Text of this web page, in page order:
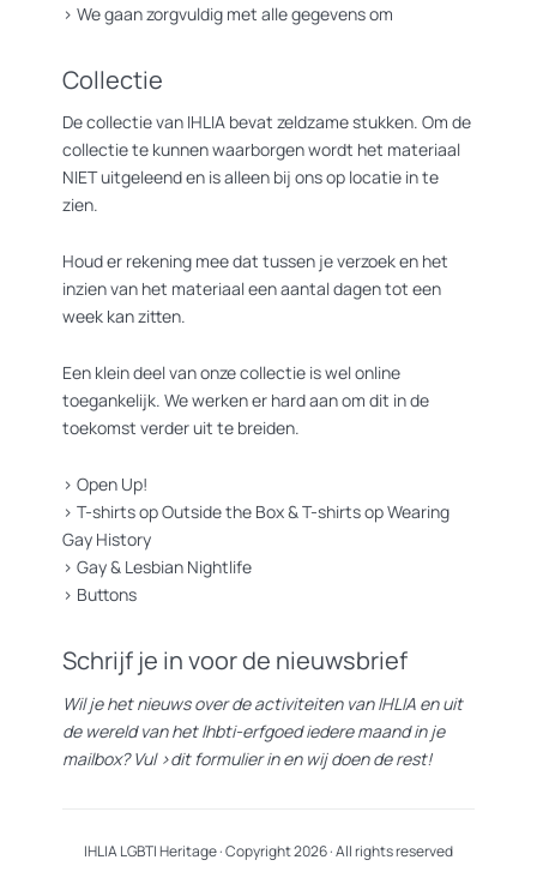
> We gaan zorgvuldig met alle gegevens om
Collectie
De collectie van IHLIA bevat zeldzame stukken. Om de
collectie te kunnen waarborgen wordt het materiaal
NIET uitgeleend en is alleen bij ons op locatie in te
zien.
Houd er rekening mee dat tussen je verzoek en het
inzien van het materiaal een aantal dagen tot een
week kan zitten.
Een klein deel van onze collectie is wel online
toegankelijk. We werken er hard aan om dit in de
toekomst verder uit te breiden.
> Open Up!
> T-shirts op Outside the Box&T-shirts op Wearing
Gay History
> Gay & Lesbian Nightlife
> Buttons
Schrijf je in voor de nieuwsbrief
Wil je het nieuws over de activiteiten van IHLIA en uit
de wereld van het lhbti-erfgoed iedere maand in je
mailbox? Vul >dit formulierin en wij doen de rest!
IHLIA LGBTI Heritage · Copyright 2026 · All rights reserved